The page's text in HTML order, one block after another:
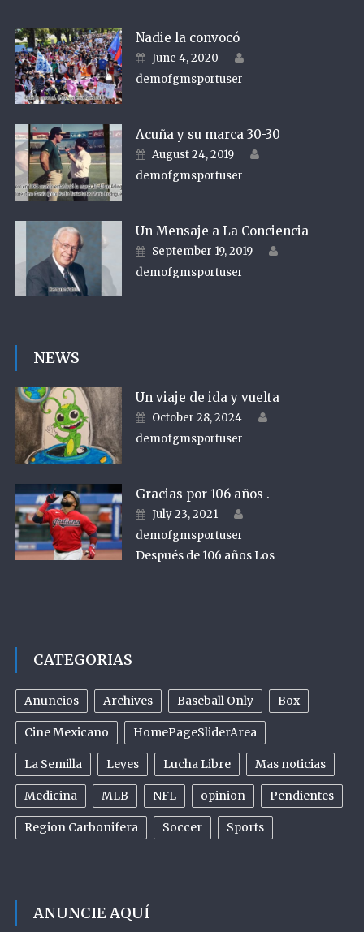
Nadie la convocó
Posted on
June 4, 2020
demofgmsportuser
Acuña y su marca 30-30
Posted on
August 24, 2019
demofgmsportuser
Un Mensaje a La Conciencia
Posted on
September 19, 2019
demofgmsportuser
NEWS
Un viaje de ida y vuelta
Posted on
October 28, 2024
demofgmsportuser
Gracias por 106 años .
Posted on
July 23, 2021
demofgmsportuser
Después de 106 años Los
CATEGORIAS
Anuncios Archives Baseball Only Box
Cine Mexicano HomePageSliderArea
La Semilla Leyes Lucha Libre Mas noticias
Medicina MLB NFL opinion Pendientes
Region Carbonifera Soccer Sports
ANUNCIE AQUÍ